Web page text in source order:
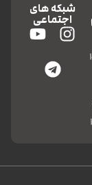
10
شبکه های
اجتماعی